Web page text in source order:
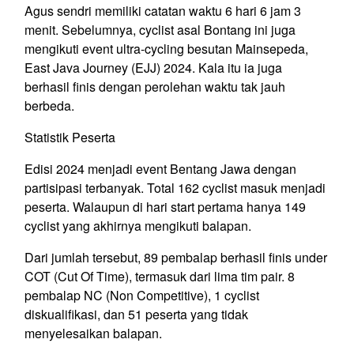
Agus sendri memiliki catatan waktu 6 hari 6 jam 3
menit. Sebelumnya, cyclist asal Bontang ini juga
mengikuti event ultra-cycling besutan Mainsepeda,
East Java Journey (EJJ) 2024. Kala itu ia juga
berhasil finis dengan perolehan waktu tak jauh
berbeda.
Statistik Peserta
Edisi 2024 menjadi event Bentang Jawa dengan
partisipasi terbanyak. Total 162 cyclist masuk menjadi
peserta. Walaupun di hari start pertama hanya 149
cyclist yang akhirnya mengikuti balapan.
Dari jumlah tersebut, 89 pembalap berhasil finis under
COT (Cut Of Time), termasuk dari lima tim pair. 8
pembalap NC (Non Competitive), 1 cyclist
diskualifikasi, dan 51 peserta yang tidak
menyelesaikan balapan.